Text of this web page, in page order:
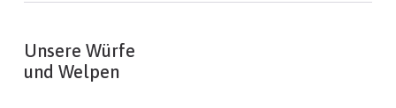
Unsere Würfe
und Welpen